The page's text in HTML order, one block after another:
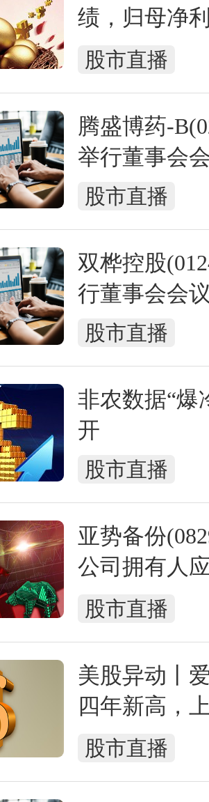
绩，归母净
长191.67%
股市直播
腾盛博药-
举行董事会
股市直播
双桦控股
行董事会会
股市直播
非农数据“爆
开
股市直播
亚势备份
公司拥有人
比收窄48.07%
股市直播
美股异动丨
四年新高，
推出AI语音客
股市直播